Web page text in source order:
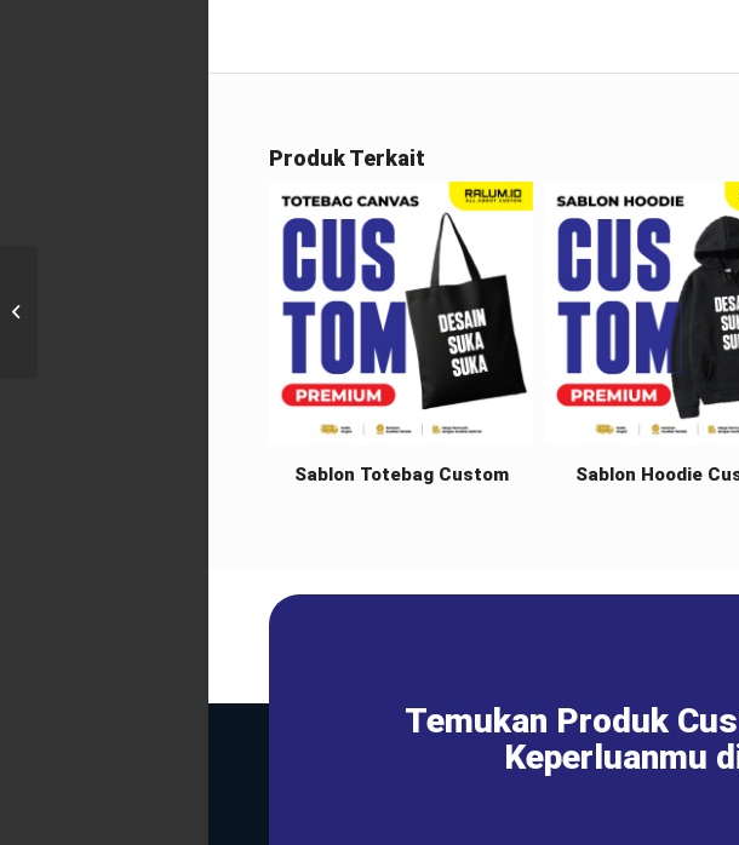
Produk Terkait
Sablon Totebag Custom Sablon Hoodie
Temukan Produk
Keperluanmu